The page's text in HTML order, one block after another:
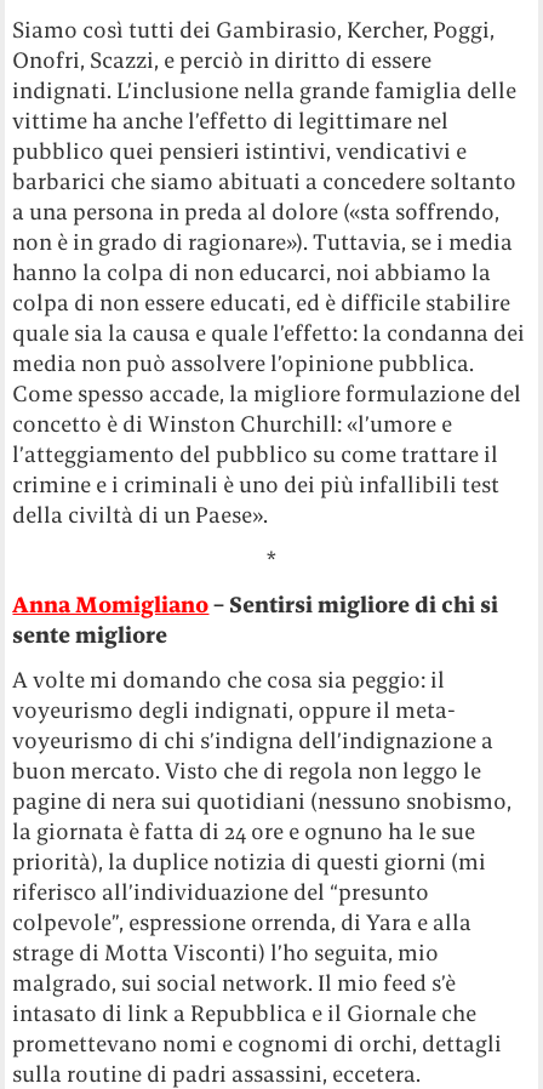
Siamo così tutti dei Gambirasio, Kercher, Poggi,
Onofri, Scazzi, e perciò in diritto di essere
indignati. L’inclusione nella grande famiglia delle
vittime ha anche l’effetto di legittimare nel
pubblico quei pensieri istintivi, vendicativi e
barbarici che siamo abituati a concedere soltanto
a una persona in preda al dolore («sta soffrendo,
non è in grado di ragionare»). Tuttavia, se i media
hanno la colpa di non educarci, noi abbiamo la
colpa di non essere educati, ed è difficile stabilire
quale sia la causa e quale l’effetto: la condanna dei
media non può assolvere l’opinione pubblica.
Come spesso accade, la migliore formulazione del
concetto è di Winston Churchill: «l’umore e
l’atteggiamento del pubblico su come trattare il
crimine e i criminali è uno dei più infallibili test
della civiltà di un Paese».
*
Anna Momigliano– Sentirsi migliore di chi si
sente migliore
A volte mi domando che cosa sia peggio: il
voyeurismo degli indignati, oppure il meta-
voyeurismo di chi s’indigna dell’indignazione a
buon mercato. Visto che di regola non leggo le
pagine di nera sui quotidiani (nessuno snobismo,
la giornata è fatta di 24 ore e ognuno ha le sue
priorità), la duplice notizia di questi giorni (mi
riferisco all’individuazione del “presunto
colpevole”, espressione orrenda, di Yara e alla
strage di Motta Visconti) l’ho seguita, mio
malgrado, sui social network. Il mio feed s’è
intasato di link a Repubblica e il Giornale che
promettevano nomi e cognomi di orchi, dettagli
sulla routine di padri assassini, eccetera.